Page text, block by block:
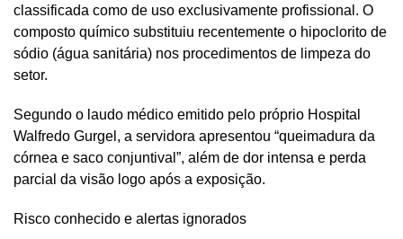
classificada como de uso exclusivamente profissional. O
composto químico substituiu recentemente o hipoclorito de
sódio (água sanitária) nos procedimentos de limpeza do
setor.
Segundo o laudo médico emitido pelo próprio Hospital
Walfredo Gurgel, a servidora apresentou “queimadura da
córnea e saco conjuntival”, além de dor intensa e perda
parcial da visão logo após a exposição.
Risco conhecido e alertas ignorados